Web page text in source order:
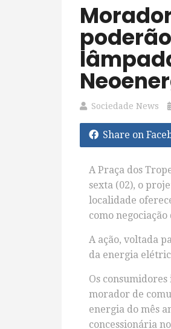
Moradores de Feira de Santana
Sociedade News
Share on
A Praça dos
sexta (02), o
localidade
como
A ação, voltada
da energia
Os
morador de
energia do mês
concessionária